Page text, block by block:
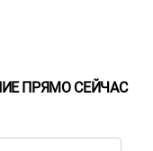
ПРЯМО СЕЙЧАС